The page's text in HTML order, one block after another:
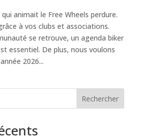
animait le Free Wheels perdure.
à vos clubs et associations.
se retrouve, un agenda biker
essentiel. De plus, nous voulons
2026...
Rechercher